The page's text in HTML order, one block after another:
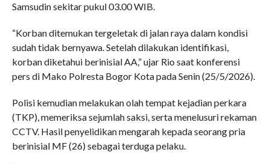
Samsudin sekitar pukul 03.00 WIB.
“Korban ditemukan tergeletak di jalan raya dalam kondisi
sudah tidak bernyawa. Setelah dilakukan identifikasi,
korban diketahui berinisial AA,” ujar Rio saat konferensi
pers di Mako Polresta Bogor Kota pada Senin (25/5/2026).
Polisi kemudian melakukan olah tempat kejadian perkara
(TKP), memeriksa sejumlah saksi, serta menelusuri rekaman
CCTV. Hasil penyelidikan mengarah kepada seorang pria
berinisial MF (26) sebagai terduga pelaku.